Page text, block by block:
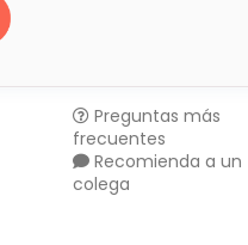
Preguntas más
frecuentes
Recomienda a un
colega